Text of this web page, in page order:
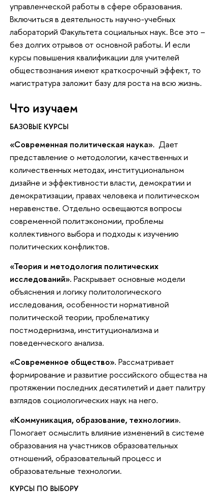
управленческой работы в сфере образования.
Включиться в деятельность научно-учебных
лабораторий Факультета социальных наук. Все это –
без долгих отрывов от основной работы. И если
курсы повышения квалификации для учителей
обществознания имеют краткосрочный эффект, то
магистратура заложит базу для роста на всю жизнь.
Что изучаем
БАЗОВЫЕ КУРСЫ
«Современная политическая наука». Дает
представление о методологии, качественных и
количественных методах, институциональном
дизайне и эффективности власти, демократии и
демократизации, правах человека и политическом
неравенстве. Отдельно освещаются вопросы
современной политэкономии, проблемы
коллективного выбора и подходы к изучению
политических конфликтов.
«Теория и методология политических
исследований». Раскрывает основные модели
объяснения и логику политологического
исследования, особенности нормативной
политической теории, проблематику
постмодернизма, институционализма и
поведенческого анализа.
«Современное общество». Рассматривает
формирование и развитие российского общества на
протяжении последних десятилетий и дает палитру
взглядов социологических наук на него.
«Коммуникация, образование, технологии».
Помогает осмыслить влияние изменений в системе
образования на участников образовательных
отношений, образовательный процесс и
образовательные технологии.
КУРСЫ ПО ВЫБОРУ